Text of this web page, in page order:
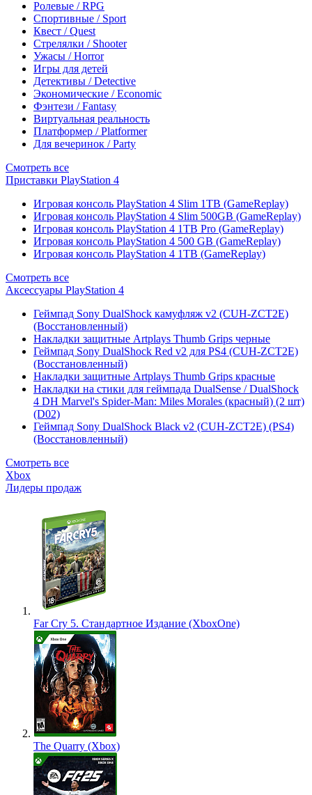
Ролевые / RPG
Спортивные / Sport
Квест / Quest
Стрелялки / Shooter
Ужасы / Horror
Игры для детей
Детективы / Detective
Экономические / Economic
Фэнтези / Fantasy
Виртуальная реальность
Платформер / Platformer
Для вечеринок / Party
Смотреть все
Приставки PlayStation 4
Игровая консоль PlayStation 4 Slim 1TB (GameReplay)
Игровая консоль PlayStation 4 Slim 500GB (GameReplay)
Игровая консоль PlayStation 4 1TB Pro (GameReplay)
Игровая консоль PlayStation 4 500 GB (GameReplay)
Игровая консоль PlayStation 4 1TB (GameReplay)
Смотреть все
Аксессуары PlayStation 4
Геймпад Sony DualShock камуфляж v2 (CUH-ZCT2E)
(Восстановленный)
Накладки защитные Artplays Thumb Grips черные
Геймпад Sony DualShock Red v2 для PS4 (CUH-ZCT2E)
(Восстановленный)
Накладки защитные Artplays Thumb Grips красные
Накладки на стики для геймпада DualSense / DualShock
4 DH Marvel's Spider-Man: Miles Morales (красный) (2 шт)
(D02)
Геймпад Sony DualShock Black v2 (CUH-ZCT2E) (PS4)
(Восстановленный)
Смотреть все
Xbox
Лидеры продаж
Far Cry 5. Стандартное Издание (XboxOne)
The Quarry (Xbox)